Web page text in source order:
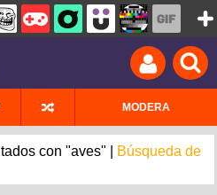
MODERA
con "aves" |
Búsqueda de